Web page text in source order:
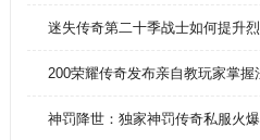
效。
迷失传奇第二十季战士如何提升
200荣耀传奇发布亲自教玩家掌握
神罚降世：独家神罚传奇私服火